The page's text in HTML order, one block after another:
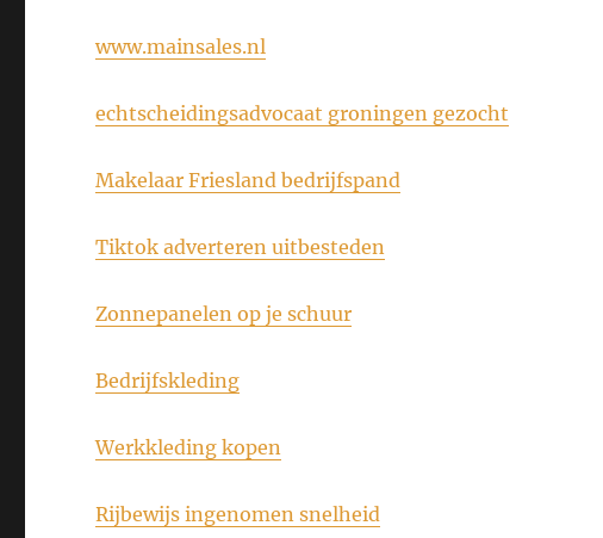
www.mainsales.nl
echtscheidingsadvocaat groningen gezocht
Makelaar Friesland bedrijfspand
Tiktok adverteren uitbesteden
Zonnepanelen op je schuur
Bedrijfskleding
Werkkleding kopen
Rijbewijs ingenomen snelheid